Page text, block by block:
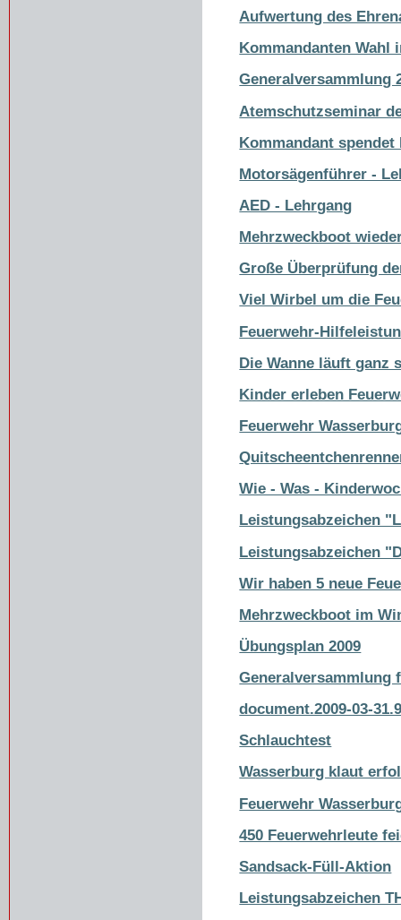
Aufwertung des
Kommandanten Wahl
Generalversammlung
Atemschutzseminar
Kommandant spendet
Motorsägenführer -
AED - Lehrgang
Mehrzweckboot
Große Überprüfung
Viel Wirbel um die
Feuerwehr-
Die Wanne läuft ganz
Kinder erleben
Feuerwehr
Wie - Was -
Leistungsabzeichen
Leistungsabzeichen
Wir haben 5 neue
Mehrzweckboot im
Übungsplan 2009
Generalversammlung
document.2009-03-
Schlauchtest
Wasserburg klaut
Feuerwehr
450 Feuerwehrleute
Sandsack-Füll-Aktion
Leistungsabzeichen